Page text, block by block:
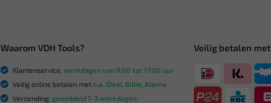
Waarom VDH Tools?
Klantenservice, werkdagen van 9:00 tot 17:00 uur
Veilig online betalen meto.a. iDeal, Billie, Klarna
Verzending: gemiddeld 1-3 werkdagen
Veilig betalen met